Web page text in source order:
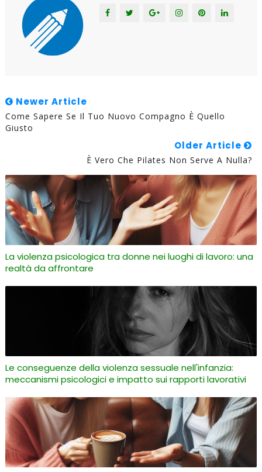
Newer Article
Come Sapere Se Il Tuo Nuovo Compagno È Quello
Giusto
Older Article
È Vero Che Pilates Non Serve A Nulla?
La violenza psicologica tra donne nei luoghi di lavoro: una
realtà da affrontare
Le conseguenze della violenza sessuale nell'infanzia:
meccanismi psicologici e impatto sui rapporti lavorativi